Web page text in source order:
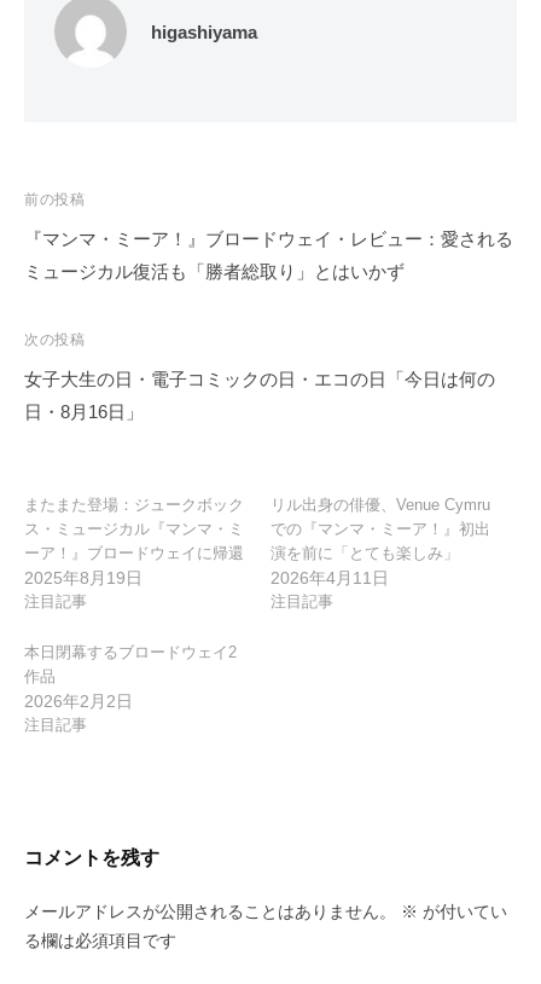
higashiyama
投
稿
ナ
ゲ
ー
シ
前の投稿
『マンマ・ミーア！』ブロードウェイ・レビュー：愛される
ミュージカル復活も「勝者総取り」とはいかず
次の投稿
女子大生の日・電子コミックの日・エコの日「今日は何の
日・8月16日」
またまた登場：ジュークボック
ス・ミュージカル『マンマ・ミ
ーア！』ブロードウェイに帰還
2025年8月19日
注目記事
リル出身の俳優、Venue Cymru
での『マンマ・ミーア！』初出
演を前に「とても楽しみ」
2026年4月11日
注目記事
本日閉幕するブロードウェイ2
作品
2026年2月2日
注目記事
コメントを残す
メールアドレスが公開されることはありません。 ※ が付いてい
る欄は必須項目です